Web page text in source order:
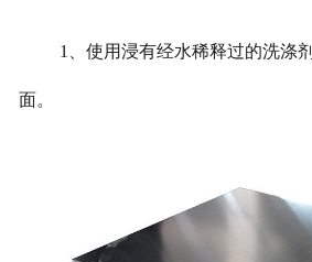
1、使用浸有经水稀释过的洗涤
面。